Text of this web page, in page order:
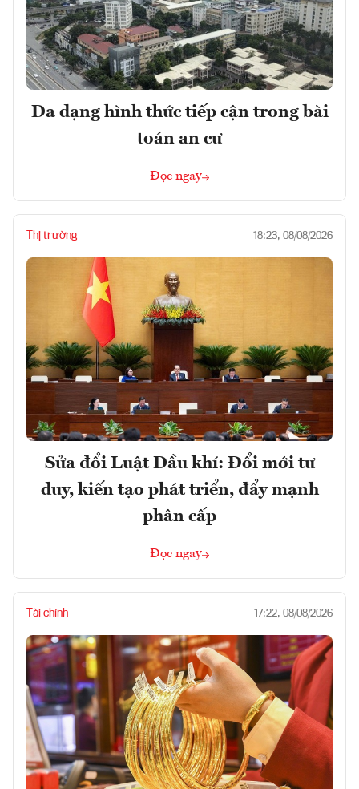
Đa dạng hình thức tiếp cận trong bài
toán an cư
Đọc ngay
Thị trường 18:23, 08/08/2026
Sửa đổi Luật Dầu khí: Đổi mới tư
duy, kiến tạo phát triển, đẩy mạnh
phân cấp
Đọc ngay
Tài chính 17:22, 08/08/2026